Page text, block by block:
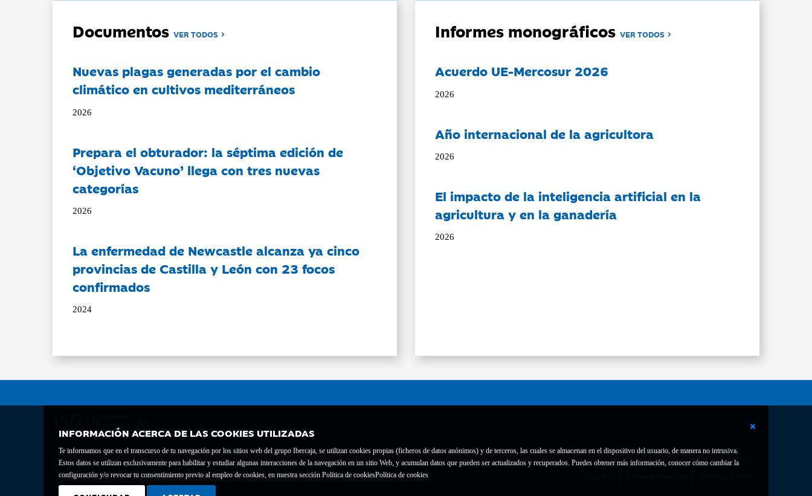
INFORMACIÓN ACERCA DE LAS COOKIES UTILIZADAS
Te informamos que en el transcurso de tu navegación por los sitios web del grupo Ibercaja, se utilizan cookies propias (ficheros de datos anónimos) y de terceros, las cuales se almacenan en el dispositivo del usuario, de manera no intrusiva.
Estos datos se utilizan exclusivamente para habilitar y estudiar algunas interacciones de la navegación en un sitio Web, y acumulan datos que pueden ser actualizados y recuperados. Puedes obtener más información, conocer cómo cambiar la
configuración y/o revocar tu consentimiento previo al empleo de cookies, en nuestra sección Política de cookiesPolítica de cookies
DocumentosVER TODOS
Nuevas plagas generadas por el cambio
climático en cultivos mediterráneos
2026
Prepara el obturador: la séptima edición de
‘Objetivo Vacuno’ llega con tres nuevas
categorías
2026
La enfermedad de Newcastle alcanza ya cinco
provincias de Castilla y León con 23 focos
confirmados
2024
Informes monográficosVER TODOS
Acuerdo UE-Mercosur 2026
2026
Año internacional de la agricultora
2026
El impacto de la inteligencia artificial en la
agricultura y en la ganadería
2026
Fundación Bancaria Ibercaja C.I.F. G-50000652.
Inscrita en el Registro de Fundaciones del Mº de Educación, Cultura y Deporte con el nº 1689.
Domicilio social: Joaquín Costa, 13. 50001 Zaragoza.
Contacto Declaración de accesibilidad